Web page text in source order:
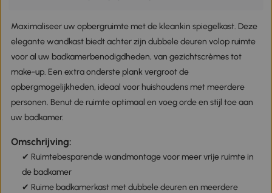
Maximaliseer uw opbergruimte met de kleankin spiegelkast. Deze
elegante wandkast biedt achter zijn dubbele deuren volop ruimte
voor al uw badkamerbenodigdheden, van gezichtscrèmes tot
make-up. Een extra onderste plank vergroot de
opbergmogelijkheden, ideaal voor huishoudens met meerdere
personen. Benut de ruimte optimaal en voeg orde en stijl toe aan
uw badkamer.
Omschrijving:
✔ Ruimtebesparende wandmontage voor meer vrije ruimte in
de badkamer
✔ Ruime badkamerkast met dubbele deuren en meerdere